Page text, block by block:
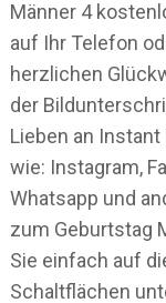
Männer 4
auf Ihr Telefon
herzlichen
der
Lieben an
wie: Instagram,
Whatsapp und
zum Geburtstag
Sie einfach auf
Schaltflächen